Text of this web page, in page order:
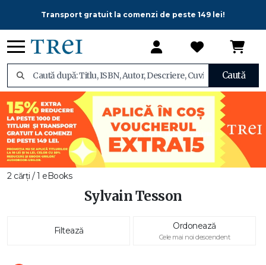
Transport gratuit la comenzi de peste 149 lei!
Caută
2 cărți / 1 eBooks
Sylvain Tesson
Filtează Ordonează
Cele mai noi descendent